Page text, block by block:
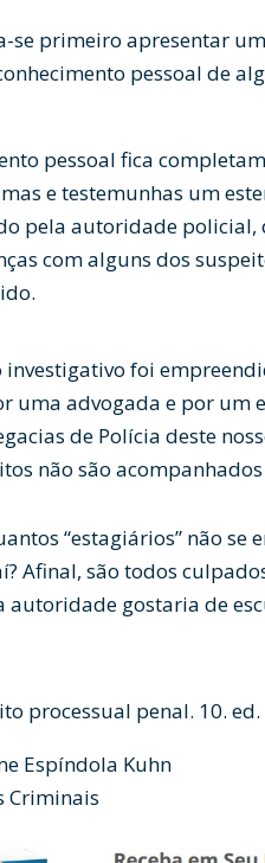
se primeiro apresentar
pessoal de
pessoal fica
e testemunhas um
pela autoridade policial,
com alguns dos
investigativo foi
uma advogada e por um
de Polícia deste
não são
“estagiários” não se
Afinal, são todos
autoridade gostaria de
processual penal. 10.
Espíndola Kuhn
Criminais